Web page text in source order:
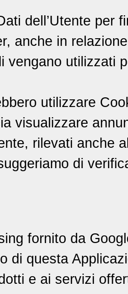
dell’Utente per
anche in
utilizzati
utilizzare
visualizzare
rilevati anche
di
fornito da
di questa
e ai servizi